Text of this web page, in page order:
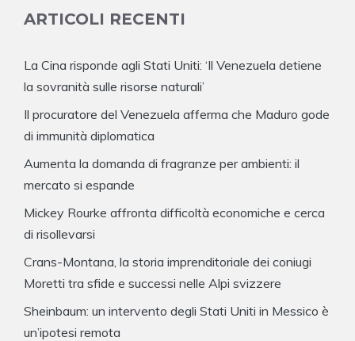
ARTICOLI RECENTI
La Cina risponde agli Stati Uniti: ‘Il Venezuela detiene
la sovranità sulle risorse naturali’
Il procuratore del Venezuela afferma che Maduro gode
di immunità diplomatica
Aumenta la domanda di fragranze per ambienti: il
mercato si espande
Mickey Rourke affronta difficoltà economiche e cerca
di risollevarsi
Crans-Montana, la storia imprenditoriale dei coniugi
Moretti tra sfide e successi nelle Alpi svizzere
Sheinbaum: un intervento degli Stati Uniti in Messico è
un’ipotesi remota